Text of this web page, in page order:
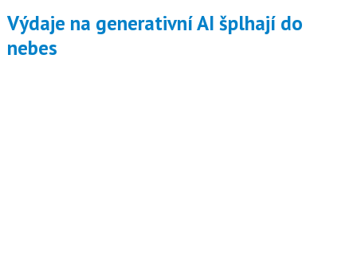
Výdaje na generativní AI šplhají do
nebes